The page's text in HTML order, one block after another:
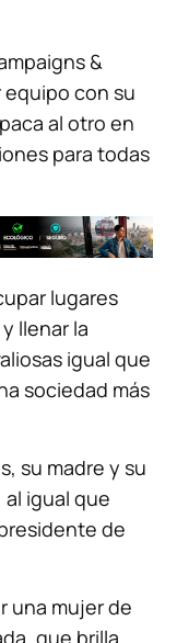
&
equipo con su
al otro en
para todas
lugares
llenar la
igual que
sociedad más
su madre y su
al igual que
de
una mujer de